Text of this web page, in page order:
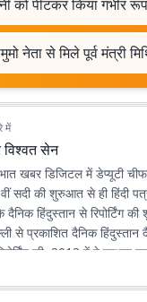
को पीटकर किया गंभीर
नेता से मिले पूर्व मंत्री
में
विश्वत सेन
खबर डिजिटल में डेप्यूटी
सदी की शुरुआत से ही हिंदी
हिंदुस्तान से रिपोर्टिंग
से प्रकाशित दैनिक
की. 2013 में वे
अपनी सेवाएं दे रहे हैं. इन्होंने
के इतिहास पर एक पुस्तक